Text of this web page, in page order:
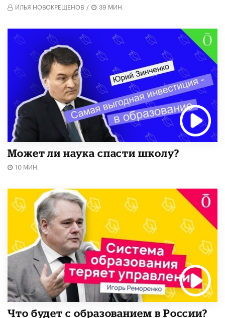
ИЛЬЯ НОВОКРЕЩЕНОВ / 39 МИН.
Может ли наука спасти школу?
10 МИН.
Что будет с образованием в России?